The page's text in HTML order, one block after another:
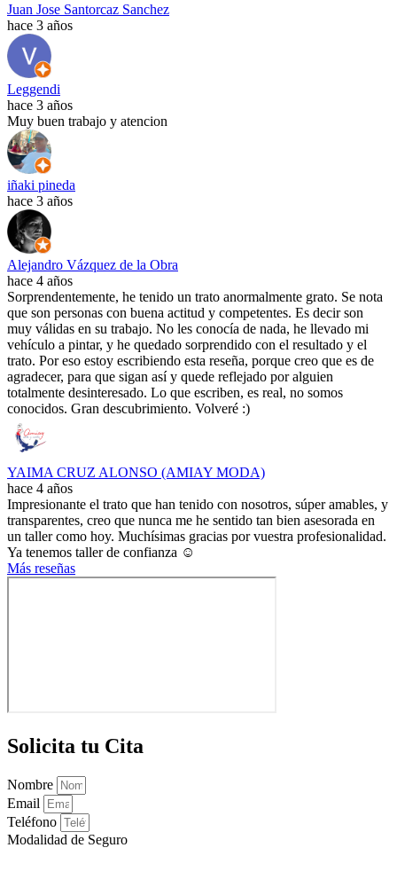
Juan Jose Santorcaz Sanchez
hace 3 años
Leggendi
hace 3 años
Muy buen trabajo y atencion
iñaki pineda
hace 3 años
Alejandro Vázquez de la Obra
hace 4 años
Sorprendentemente, he tenido un trato anormalmente grato. Se nota
que son personas con buena actitud y competentes. Es decir son
muy válidas en su trabajo. No les conocía de nada, he llevado mi
vehículo a pintar, y he quedado sorprendido con el resultado y el
trato. Por eso estoy escribiendo esta reseña, porque creo que es de
agradecer, para que sigan así y quede reflejado por alguien
totalmente desinteresado. Lo que escriben, es real, no somos
conocidos. Gran descubrimiento. Volveré :)
YAIMA CRUZ ALONSO (AMIAY MODA)
hace 4 años
Impresionante el trato que han tenido con nosotros, súper amables, y
transparentes, creo que nunca me he sentido tan bien asesorada en
un taller como hoy. Muchísimas gracias por vuestra profesionalidad.
Ya tenemos taller de confianza ☺️
Más reseñas
Solicita tu Cita
Nombre
Email
Teléfono
Modalidad de Seguro